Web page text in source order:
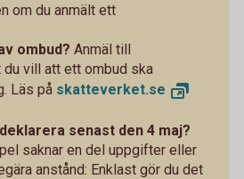
om du anmält ett
ombud? Anmäl till
vill att ett ombud ska
Läs på skatteverket.se
senast den 4 maj?
saknar en del uppgifter eller
anstånd: Enklast gör du det